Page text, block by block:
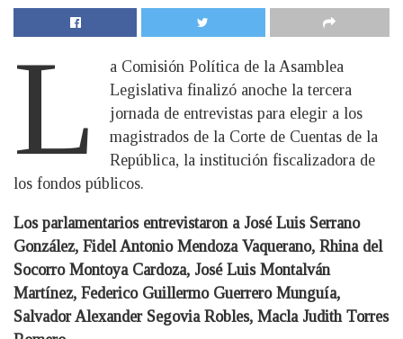
L
a Comisión Política de la Asamblea
Legislativa finalizó anoche la tercera
jornada de entrevistas para elegir a los
magistrados de la Corte de Cuentas de la
República, la institución fiscalizadora de
los fondos públicos.
Los parlamentarios entrevistaron a José Luis Serrano
González, Fidel Antonio Mendoza Vaquerano, Rhina del
Socorro Montoya Cardoza, José Luis Montalván
Martínez, Federico Guillermo Guerrero Munguía,
Salvador Alexander Segovia Robles, Macla Judith Torres